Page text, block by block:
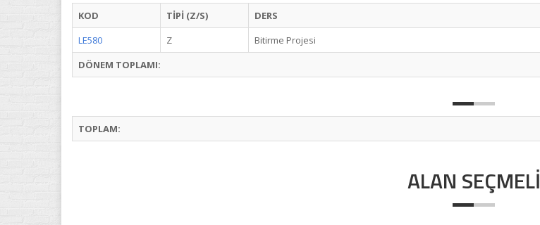
KOD TİPİ (Z/S) DERS
LE580
Z Bitirme Projesi
DÖNEM TOPLAMI:
TOPLAM:
ALAN SEÇMELI